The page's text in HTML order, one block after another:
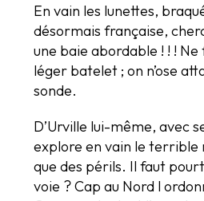
En vain les lunettes,
désormais française,
une baie abordable ! ! !
léger batelet ; on n’ose
sonde.
D’Urville lui-même, avec
explore en vain le terrible
que des périls. Il faut
voie ? Cap au Nord l